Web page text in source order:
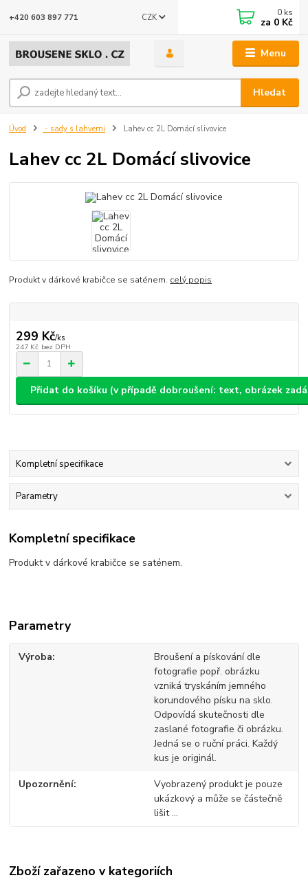
Menu
CZK
Hledat
+420 603 897 771 0 ks
za 0 Kč
Úvod - sady s lahvemi Lahev cc 2L Domácí slivovice
Lahev cc 2L Domácí slivovice
Produkt v dárkové krabičce se saténem. celý popis
299 Kč/ks
247 Kč bez DPH
Přidat do košíku (v případě dobroušení: text, obrázek
Kompletní specifikace
Parametry
Kompletní specifikace
Produkt v dárkové krabičce se saténem.
Parametry
Výroba
Broušení a pískování dle
fotografie popř. obrázku
vzniká tryskáním jemného
korundového písku na sklo.
Odpovídá skutečnosti dle
zaslané fotografie či obrázku.
Jedná se o ruční práci. Každý
kus je originál.
Upozornění
Vyobrazený produkt je pouze
ukázkový a může se částečně
lišit ...
Zboží zařazeno v kategoriích